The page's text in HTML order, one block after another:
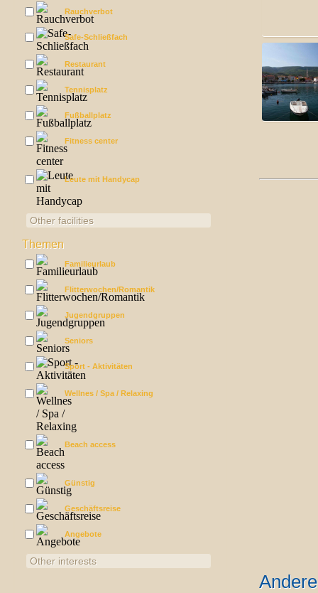
Rauchverbot
Safe-Schließfach
Restaurant
Tennisplatz
Fußballplatz
Fitness center
Leute mit Handycap
Other facilities
Themen
Familieurlaub
Flitterwochen/Romantik
Jugendgruppen
Seniors
Sport - Aktivitäten
Wellnes / Spa / Relaxing
Beach access
Günstig
Geschäftsreise
Angebote
Other interests